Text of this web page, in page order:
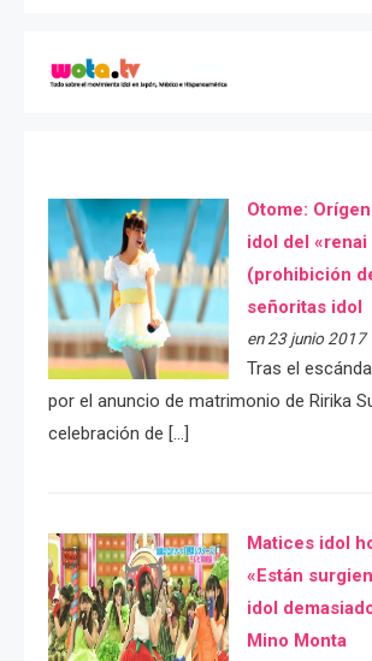
Otome:
idol del «renai
(prohibición
señoritas idol
en 23 junio 2017
Tras el
por el anuncio de matrimonio de Ririka
celebración de […]
Matices idol
«Están
idol
Mino Monta